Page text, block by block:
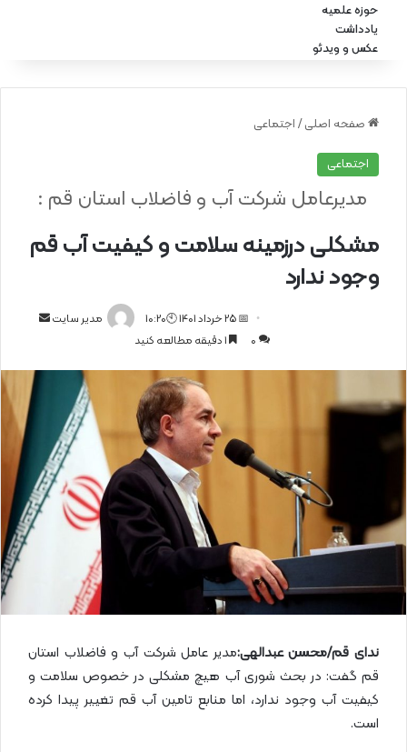
حوزه علمیه
یادداشت
عکس و ویدئو
صفحه اصلی / اجتماعی
اجتماعی
مشکلی درزمینه سلامت و کیفیت آب قم
وجود ندارد
مدیرعامل شرکت آب و فاضلاب استان قم :
مدیر سایت
ی
ل
📅 25 خرداد 1401 🕙10:20
0
ندای قم/محسن عبدالهی:مدیر عامل شرکت آب و فاضلاب استان
قم گفت: در بحث شوری آب هیچ مشکلی در خصوص سلامت و
کیفیت آب وجود ندارد، اما منابع تامین آب قم تغییر پیدا کرده
است.